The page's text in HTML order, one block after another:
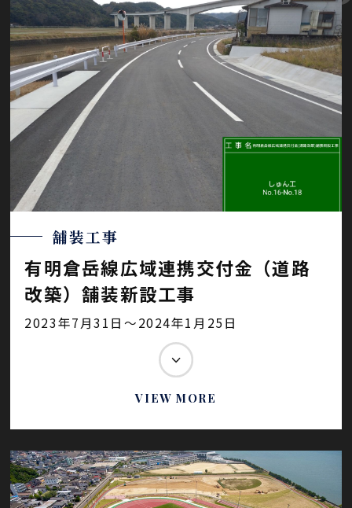
舗装工事
有明倉岳線広域連携交付金（道路
改築）舗装新設工事
2023年7月31日～2024年1月25日
VIEW MORE